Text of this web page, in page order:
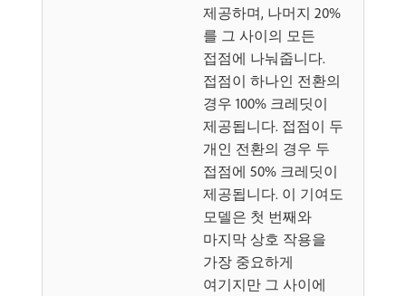
제공하며, 나머지 20%
를 그 사이의 모든
접점에 나눠줍니다.
접점이 하나인 전환의
경우 100% 크레딧이
제공됩니다. 접점이 두
개인 전환의 경우 두
접점에 50% 크레딧이
제공됩니다. 이 기여도
모델은 첫 번째와
마지막 상호 작용을
가장 중요하게
여기지만 그 사이에